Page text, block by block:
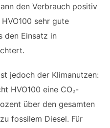
den Verbrauch positiv
sehr gute
den Einsatz in
jedoch der Klimanutzen:
HVO100 eine CO₂-
über den gesamten
fossilem Diesel. Für